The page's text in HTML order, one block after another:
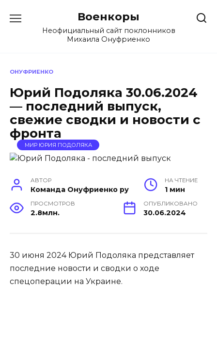
содержанию
Военкоры
Неофициальный сайт поклонников
Михаила Онуфриенко
ОНУФРИЕНКО
Юрий Подоляка 30.06.2024
— последний выпуск,
свежие сводки и новости с
фронта
МИР ЮРИЯ ПОДОЛЯКА
АВТОР
Команда Онуфриенко ру
НА ЧТЕНИЕ
1 мин
ПРОСМОТРОВ
2.8млн.
ОПУБЛИКОВАНО
30.06.2024
30 июня 2024 Юрий Подоляка представляет
последние новости и сводки о ходе
спецоперации на Украине.